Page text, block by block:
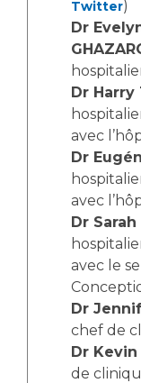
Transports
Vos droits, vos
Handicap
Handi 13
Pôle Médecine
Accueil sourds
Charte Romain
Mouvement
Activité
Écoles et
Plateforme
Adresser un
Réseaux de
Adresser un
Médicale
Radiologie /
Cancérologie
Twitter)
Dr
Dr Harry
avec
Dr
avec
Dr Sarah
avec le
Dr
chef de
Dr Kevin
de